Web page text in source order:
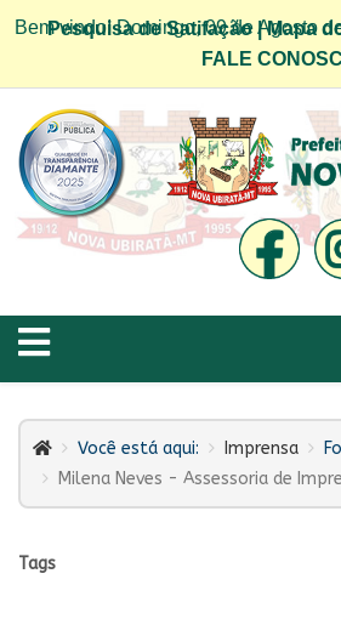
Bem vindo! Domingo, 09 de Agosto
Pesquisa de Satifação|Mapa
FALE
Você está aqui: Imprensa
Milena Neves - Assessoria de
Tags